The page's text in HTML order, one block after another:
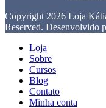
Copyright 2026 Loja
Reserved. Desenvolvido
Loja
Sobre
Cursos
Blog
Contato
Minha conta